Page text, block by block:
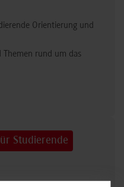
Orientierung und
rund um das
Studierende